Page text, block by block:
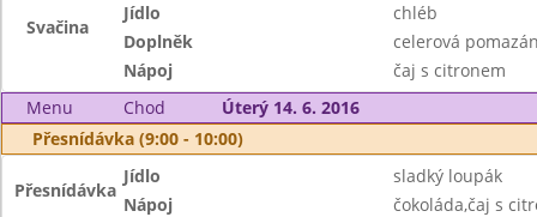
Svačina
Jídlo
chléb
Doplněk
celerová
Nápoj
čaj s citronem
Menu
Chod
Úterý 14. 6. 2016
Přesnídávka (9:00 - 10:00)
Přesnídávka
Jídlo
sladký loupák
Nápoj
čokoláda,čaj s